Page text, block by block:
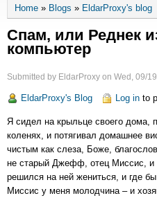
Breadcrumb
Home Blogs EldarProxy's blog
Спам, или Реднек
компьютер
Submitted by EldarProxy on Wed, 09/
EldarProxy's Blog Log in to
Я сидел на крыльце своего дома,
коленях, и потягивал домашнее
чистым как слеза, Боже,
не старый Джефф, отец Миссис, и
решился на ней жениться, и где
Миссис у меня молодчина – и